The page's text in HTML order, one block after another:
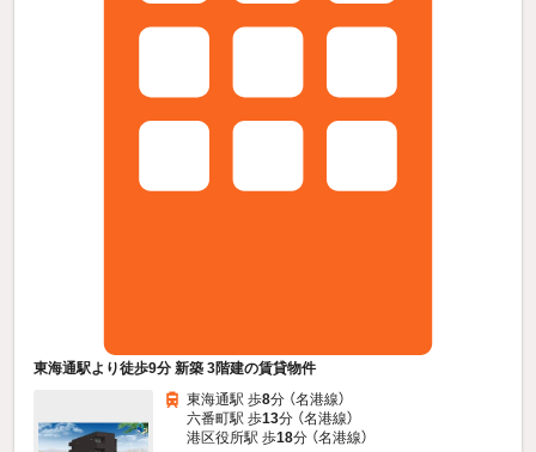
東海通駅より徒歩9分 新築 3階建の賃貸物件
東海通駅 歩8分 （名港線）
六番町駅 歩13分 （名港線）
港区役所駅 歩18分 （名港線）